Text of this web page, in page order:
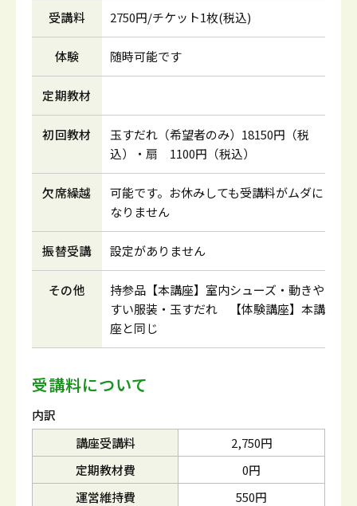
受講料 2750円/チケット1枚(税込)
体験 随時可能です
定期教材
初回教材
玉すだれ（希望者のみ）18150円（税
込）・扇 1100円（税込）
欠席繰越
可能です。お休みしても受講料がムダに
なりません
振替受講 設定がありません
その他
持参品【本講座】室内シューズ・動きや
すい服装・玉すだれ 【体験講座】本講
座と同じ
受講料について
内訳
講座受講料
2,750円
定期教材費
0円
運営維持費
550円